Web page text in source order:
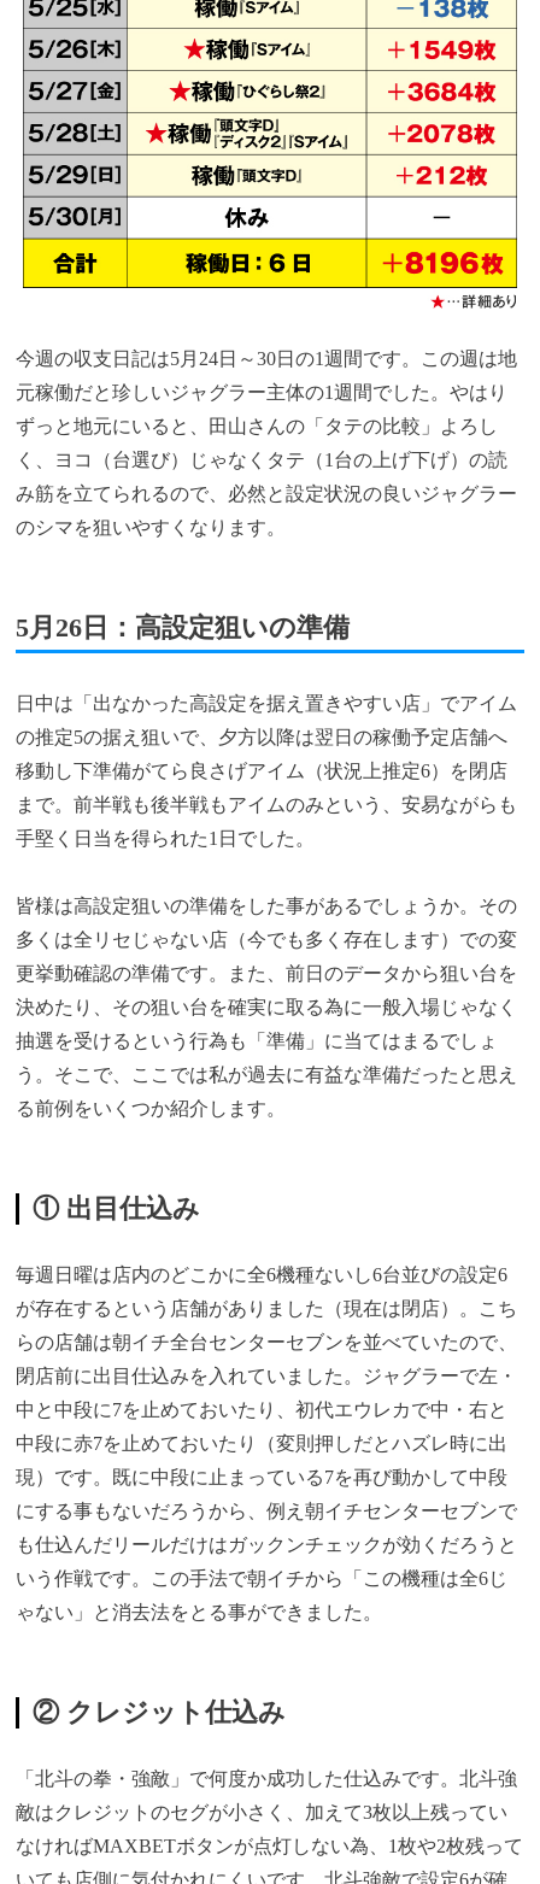
今週の収支日記は5月24日～30日の1週間です。この週は地
元稼働だと珍しいジャグラー主体の1週間でした。やはり
ずっと地元にいると、田山さんの「タテの比較」よろし
く、ヨコ（台選び）じゃなくタテ（1台の上げ下げ）の読
み筋を立てられるので、必然と設定状況の良いジャグラー
のシマを狙いやすくなります。
5月26日：高設定狙いの準備
日中は「出なかった高設定を据え置きやすい店」でアイム
の推定5の据え狙いで、夕方以降は翌日の稼働予定店舗へ
移動し下準備がてら良さげアイム（状況上推定6）を閉店
まで。前半戦も後半戦もアイムのみという、安易ながらも
手堅く日当を得られた1日でした。
皆様は高設定狙いの準備をした事があるでしょうか。その
多くは全リセじゃない店（今でも多く存在します）での変
更挙動確認の準備です。また、前日のデータから狙い台を
決めたり、その狙い台を確実に取る為に一般入場じゃなく
抽選を受けるという行為も「準備」に当てはまるでしょ
う。そこで、ここでは私が過去に有益な準備だったと思え
る前例をいくつか紹介します。
① 出目仕込み
毎週日曜は店内のどこかに全6機種ないし6台並びの設定6
が存在するという店舗がありました（現在は閉店）。こち
らの店舗は朝イチ全台センターセブンを並べていたので、
閉店前に出目仕込みを入れていました。ジャグラーで左・
中と中段に7を止めておいたり、初代エウレカで中・右と
中段に赤7を止めておいたり（変則押しだとハズレ時に出
現）です。既に中段に止まっている7を再び動かして中段
にする事もないだろうから、例え朝イチセンターセブンで
も仕込んだリールだけはガックンチェックが効くだろうと
いう作戦です。この手法で朝イチから「この機種は全6じ
ゃない」と消去法をとる事ができました。
② クレジット仕込み
「北斗の拳・強敵」で何度か成功した仕込みです。北斗強
敵はクレジットのセグが小さく、加えて3枚以上残ってい
なければMAXBETボタンが点灯しない為、1枚や2枚残って
いても店側に気付かれにくいです。北斗強敵で設定6が確